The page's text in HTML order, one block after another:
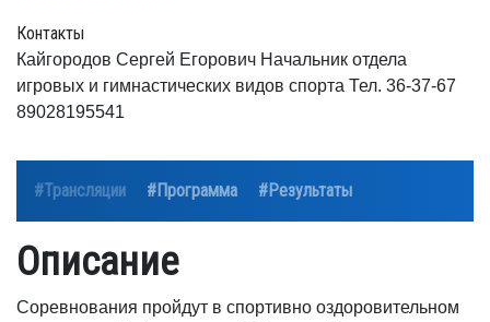
Контакты
Кайгородов Сергей Егорович Начальник отдела
игровых и гимнастических видов спорта Тел. 36-37-67
89028195541
#Трансляции #Программа #Результаты
Описание
Соревнования пройдут в спортивно оздоровительном